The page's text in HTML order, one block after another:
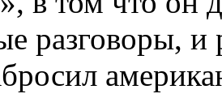
разговоры,